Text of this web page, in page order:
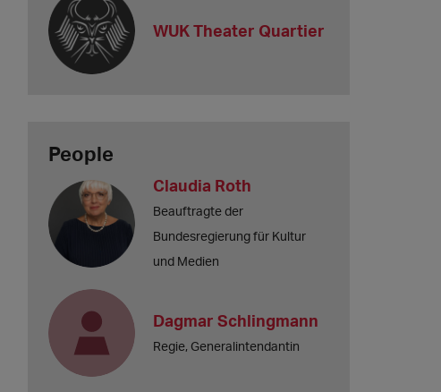
WUK Theater Quartier
People
Claudia Roth
Beauftragte der
Bundesregierung für Kultur
und Medien
Dagmar Schlingmann
Regie, Generalintendantin